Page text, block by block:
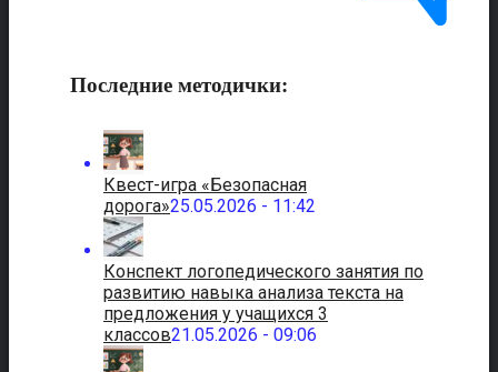
Последние методички:
Квест-игра «Безопасная
дорога»25.05.2026 - 11:42
Конспект логопедического занятия по
развитию навыка анализа текста на
предложения у учащихся 3
классов21.05.2026 - 09:06